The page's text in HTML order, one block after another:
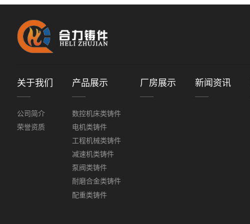
关于我们
公司简介
荣誉资质
产品展示
数控机床类铸件
电机类铸件
工程机械类铸件
减速机类铸件
泵阀类铸件
耐磨合金类铸件
配重类铸件
厂房展示 新闻资讯